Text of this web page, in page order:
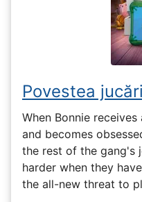
Povestea
When Bonnie
and becomes
the rest of the gang's
harder when they
the all-new threat to